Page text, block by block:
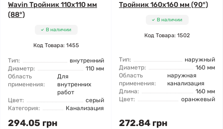
Wavin Тройник 110x110 мм
(88°)
В наличии
Код Товара: 1455
Тип:
внутренний
Диаметр:
110 мм
Область
применения:
Для
внутренних
работ
Цвет:
серый
Категория:
Канализация
294.05 грн
Тройник 160x160 мм (90°)
В наличии
Код Товара: 1502
Тип:
наружный
Диаметр:
160 мм
Область
применения:
наружная
канализация
Длина:
160 мм
Цвет:
оранжевый
272.84 грн